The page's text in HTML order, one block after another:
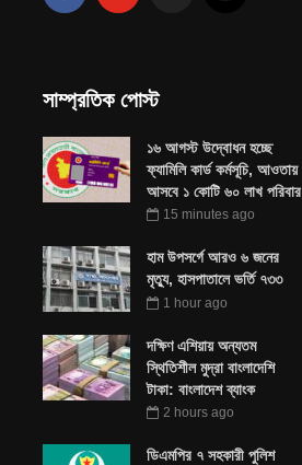
সাম্প্রতিক পোস্ট
১৬ আগস্ট উদ্বোধন হচ্ছে
ফ্যামিলি কার্ড কর্মসূচি, আওতায়
আসবে ১ কোটি ৬০ লাখ পরিবার
15 minutes ago
হাম উপসর্গে আরও ৬ জনের
মৃত্যু, হাসপাতালে ভর্তি ৭৩৩
1 hour ago
দক্ষিণ এশিয়ায় অন্যতম
স্থিতিশীল মুদ্রা বাংলাদেশি
টাকা: বাংলাদেশ ব্যাংক
2 hours ago
ডিএমপির ৭ সহকারী পুলিশ